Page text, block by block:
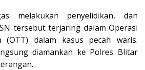
melakukan penyelidikan, dan
tersebut terjaring dalam Operasi
(OTT) dalam kasus pecah waris.
diamankan ke Polres Blitar